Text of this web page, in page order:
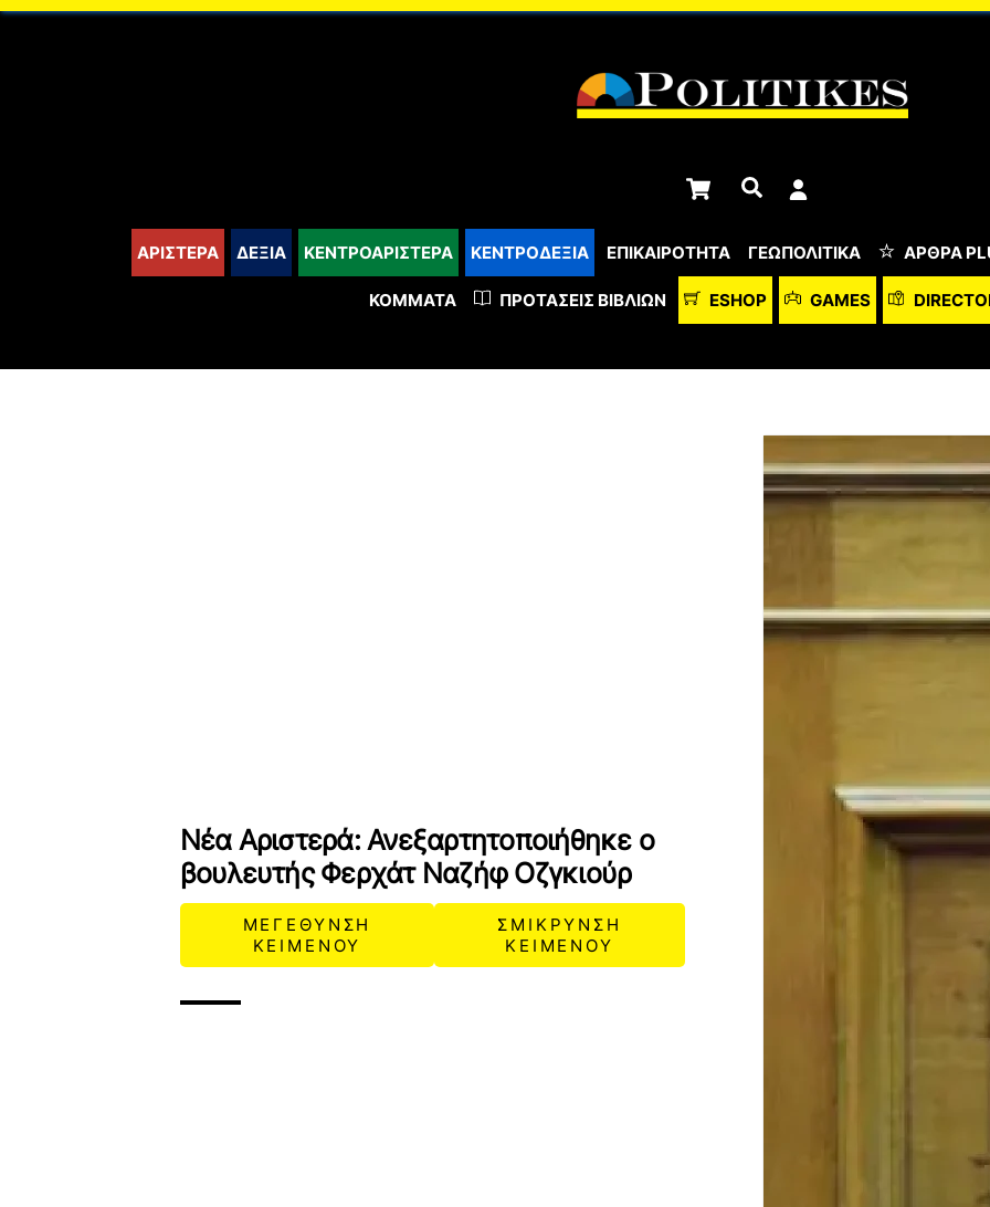
content
Cart Αναζήτηση
ΑΡΙΣΤΕΡΑ ΔΕΞΙΑ ΚΕΝΤΡΟΑΡΙΣΤΕΡΑ ΚΕΝΤΡΟΔΕΞΙΑ ΕΠΙΚΑΙΡΟΤΗΤΑ ΓΕΩΠΟΛΙΤΙΚΑ ΆΡΘΡΑ
ΚΌΜΜΑΤΑ ΠΡΟΤΆΣΕΙΣ ΒΙΒΛΊΩΝ ESHOP GAMES
Νέα Αριστερά: Ανεξαρτητοποιήθηκε ο
βουλευτής Φερχάτ Ναζήφ Οζγκιούρ
ΜΕΓΕΘΥΝΣΗ
ΚΕΙΜΕΝΟΥ
ΣΜΙΚΡΥΝΣΗ
ΚΕΙΜΕΝΟΥ